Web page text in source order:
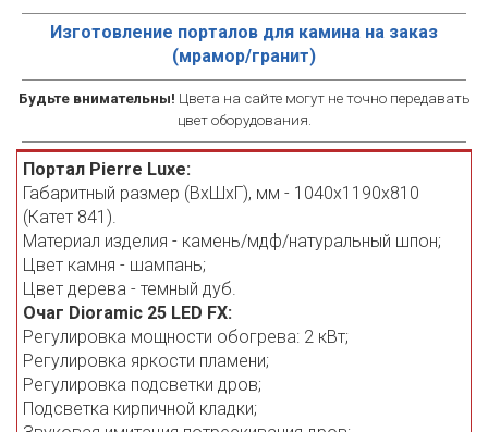
Изготовление порталов для камина на заказ
(мрамор/гранит)
Будьте внимательны! Цвета на сайте могут не точно передавать
цвет оборудования.
Портал Pierre Luxe:
Габаритный размер (ВхШхГ), мм - 1040х1190х810
(Катет 841).
Материал изделия - камень/мдф/натуральный шпон;
Цвет камня - шампань;
Цвет дерева - темный дуб.
Очаг Dioramic 25 LED FX:
Регулировка мощности обогрева: 2 кВт;
Регулировка яркости пламени;
Регулировка подсветки дров;
Подсветка кирпичной кладки;